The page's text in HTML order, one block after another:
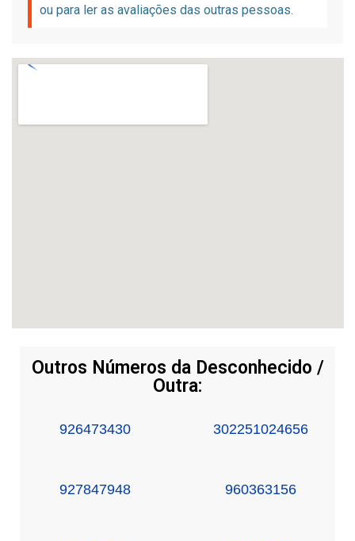
ou para ler as avaliações das outras pessoas.
Outros Números da Desconhecido /
Outra:
926473430 302251024656
927847948 960363156